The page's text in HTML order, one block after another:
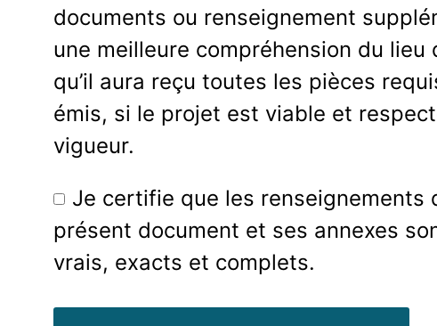
documents ou renseignement
une meilleure compréhension du lieu
qu’il aura reçu toutes les pièces
émis, si le projet est viable et
vigueur.
Je certifie que les renseignements
présent document et ses annexes
vrais, exacts et complets.